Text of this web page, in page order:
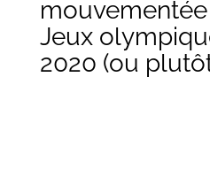
Jeux
2020 (ou